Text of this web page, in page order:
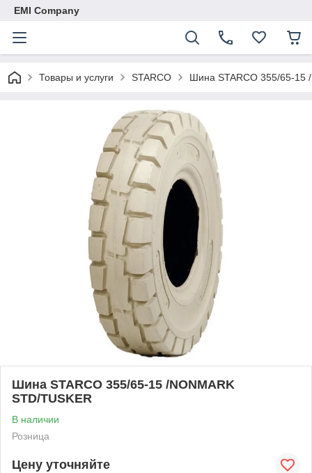
EMI Company
Товары и услуги STARCO Шина STARCO 355/65-15
Шина STARCO 355/65-15 /NONMARK
STD/TUSKER
В наличии
Розница
Цену уточняйте